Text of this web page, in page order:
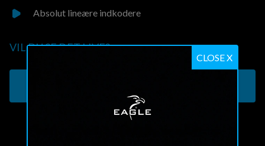
Absolut lineære indkodere
VIL DU SE DET LIVE?
CLOSE X